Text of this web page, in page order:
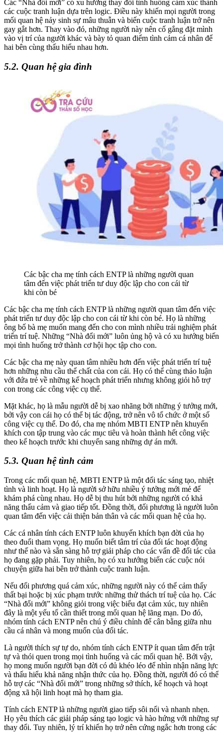
Các “Nhà đổi mới” có xu hướng thay đổi tình huống cảm xúc thành
các cuộc tranh luận dựa trên logic. Điều này khiến mọi người trong
mối quan hệ nảy sinh sự mâu thuẫn và biến cuộc tranh luận trở nên
gay gắt hơn. Thay vào đó, những người này nên cố gắng đặt mình
vào vị trí của người khác và bày tỏ quan điểm tình cảm cá nhân để
hai bên cùng thấu hiểu nhau hơn.
5.2. Quan hệ gia đình
Các bậc cha mẹ tính cách ENTP là những người quan
tâm đến việc phát triển tư duy độc lập cho con cái từ
khi còn bé
Các bậc cha mẹ tính cách ENTP là những người quan tâm đến việc
phát triển tư duy độc lập cho con cái từ khi còn bé. Họ là những
ông bố bà mẹ muốn mang đến cho con mình nhiều trải nghiệm phát
triển trí tuệ. Những “Nhà đổi mới” luôn ủng hộ và có xu hướng biến
mọi tình huống trở thành cơ hội học tập cho con.
Các bậc cha mẹ này quan tâm nhiều hơn đến việc phát triển trí tuệ
hơn những nhu cầu thể chất của con cái. Họ có thể cùng thảo luận
với đứa trẻ về những kế hoạch phát triển nhưng không giỏi hỗ trợ
con trong các công việc cụ thể.
Mặt khác, họ là mẫu người dễ bị xao nhãng bởi những ý tưởng mới,
bởi vậy con cái họ có thể bị tác động, trở nên vô tổ chức ở một số
công việc cụ thể. Do đó, cha mẹ nhóm MBTI ENTP nên khuyến
khích con tập trung vào các mục tiêu và hoàn thành hết công việc
theo kế hoạch trước khi chuyển sang những dự án mới.
5.3. Quan hệ tình cảm
Trong các mối quan hệ, MBTI ENTP là một đối tác sáng tạo, nhiệt
tình và linh hoạt. Họ là người sở hữu nhiều ý tưởng mới mẻ để
khám phá cùng nhau. Họ dễ bị thu hút bởi những người có khả
năng thấu cảm và giao tiếp tốt. Đồng thời, đối phương là người luôn
quan tâm đến việc cải thiện bản thân và các mối quan hệ của họ.
Các cá nhân tính cách ENTP luôn khuyến khích bạn đời của họ
theo đuổi tham vọng. Họ muốn biết tâm trí của đối tác hoạt động
như thế nào và sẵn sàng hỗ trợ giải pháp cho các vấn đề đối tác của
họ đang gặp phải. Tuy nhiên, họ có xu hướng biến các cuộc nói
chuyện giữa hai bên trở thành cuộc tranh luận.
Nếu đối phương quá cảm xúc, những người này có thể cảm thấy
thất bại hoặc bị xúc phạm trước những thử thách trí tuệ của họ. Các
“Nhà đổi mới” không giỏi trong việc biểu đạt cảm xúc, tuy nhiên
đây là một yếu tố cần thiết trong mối quan hệ lãng mạn. Do đó,
nhóm tính cách ENTP nên chú ý điều chỉnh để cân bằng giữa nhu
cầu cá nhân và mong muốn của đối tác.
Là người thích sự tự do, nhóm tính cách ENTP ít quan tâm đến trật
tự và thói quen trong mọi tình huống và các mối quan hệ. Bởi vậy,
họ mong muốn người bạn đời có đủ khéo léo để nhìn nhận năng lực
và thấu hiểu khả năng nhận thức của họ. Đồng thời, người đó có thể
hỗ trợ các “Nhà đổi mới” trong những sở thích, kế hoạch và hoạt
động xã hội linh hoạt mà họ tham gia.
Tính cách ENTP là những người giao tiếp sôi nổi và nhanh nhẹn.
Họ yêu thích các giải pháp sáng tạo logic và hào hứng với những sự
thay đổi. Tuy nhiên, lý trí khiến họ trở nên cứng ngắc hơn trong các